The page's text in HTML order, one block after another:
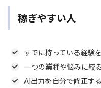
稼ぎやすい人
すでに持っている経験
一つの業種や悩みに絞る
AI出力を自分で修正する